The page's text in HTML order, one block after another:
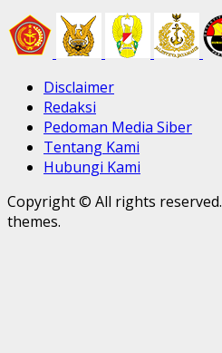
Disclaimer
Redaksi
Pedoman Media Siber
Tentang Kami
Hubungi Kami
Copyright © All rights reserved.
themes.